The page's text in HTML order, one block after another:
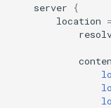
server
{
location =